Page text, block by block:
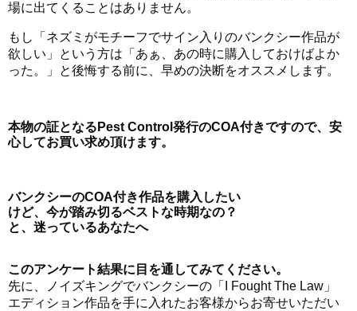
場に出てくることはありません。
もし「ネズミがモチーフでサイン入りのバンクシー作品が
欲しい」という方は「あぁ、あの時に購入しておけばよか
った。」と後悔する前に、早めの決断をオススメします。
本物の証となるPest Control発行のCOA付きですので、安
心してお買い求め頂けます。
バンクシーのCOA付き作品を購入したい
けど、今が踏み切るベストな時期なの？
と、迷っているあなたへ
このアンケート結果に目を通してみてください。
先に、ノイズキングでバンクシーの「I Fought The Law」
エディション作品を手に入れたお客様からお寄せいただい